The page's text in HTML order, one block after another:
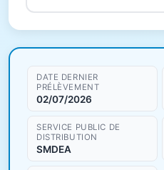
Résultats de
DATE DERNIER
PRÉLÈVEMENT
02/07/2026
SERVICE PUBLIC DE
DISTRIBUTION
SMDEA